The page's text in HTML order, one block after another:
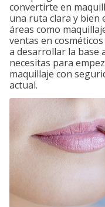
convertirte en
una ruta clara y bien
áreas como
ventas en
a desarrollar la base
necesitas para
maquillaje con
actual.